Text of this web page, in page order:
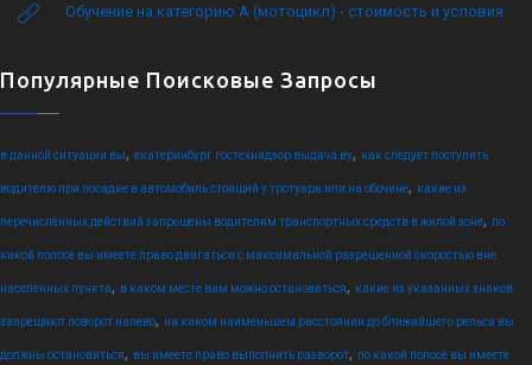
Обучение на категорию А (мотоцикл) - стоимость и условия
Популярные Поисковые Запросы
в данной ситуации вы, екатеринбург гостехнадзор выдача ву, как следует поступить
водителю при посадке в автомобиль стоящий у тротуара или на обочине, какие из
перечисленных действий запрещены водителям транспортных средств в жилой зоне, по
какой полосе вы имеете право двигаться с максимальной разрешенной скоростью вне
населенных пункта, в каком месте вам можно остановиться, какие из указанных знаков
запрещают поворот налево, на каком наименьшем расстоянии до ближайшего рельса вы
должны остановиться, вы имеете право выполнить разворот, по какой полосе вы имеете